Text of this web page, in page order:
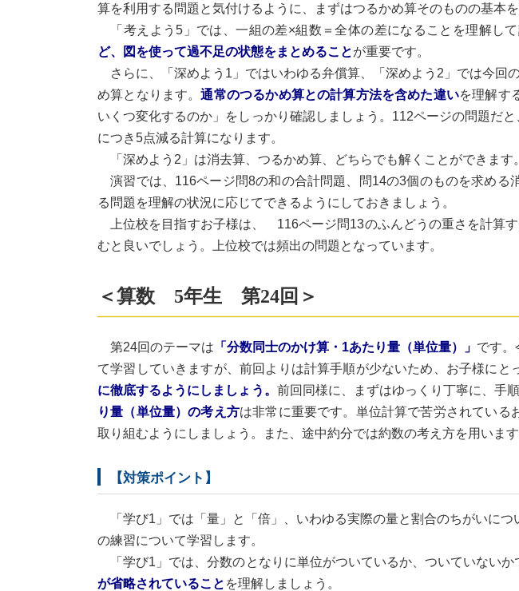
算を利用する問題と気付けるように、まずはつるかめ算そのものの基本
「考えよう5」では、一組の差×組数＝全体の差になることを理解して
ど、図を使って過不足の状態をまとめることが重要です。
さらに、「深めよう1」ではいわゆる弁償算、「深めよう2」では今回
め算となります。通常のつるかめ算との計算方法を含めた違いを理解す
いくつ変化するのか」をしっかり確認しましょう。112ページの問題だ
につき5点減る計算になります。
「深めよう2」は消去算、つるかめ算、どちらでも解くことができます
演習では、116ページ問8の和の合計問題、問14の3個のものを求める
る問題を理解の状況に応じてできるようにしておきましょう。
上位校を目指すお子様は、 116ページ問13のふんどうの重さを計算
むと良いでしょう。上位校では頻出の問題となっています。
＜算数 5年生 第24回＞
第24回のテーマは 「分数同士のかけ算・1あたり量（単位量）」 です。
て学習していきますが、前回よりは計算手順が少ないため、お子様にと
に徹底するようにしましょう。 前回同様に、まずはゆっくり丁寧に、手
り量（単位量）の考え方は非常に重要です。単位計算で苦労されている
取り組むようにしましょう。また、途中約分では約数の考え方を用いま
【対策ポイント】
「学び1」では「量」と「倍」、いわゆる実際の量と割合のちがいに
の練習について学習します。
「学び1」では、分数のとなりに単位がついているか、ついていないか
が省略されていること を理解しましょう。